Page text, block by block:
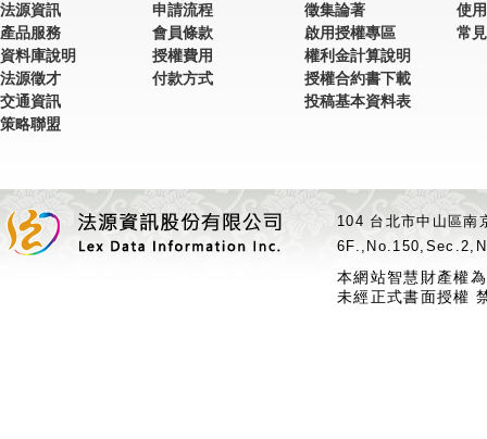
法源資訊
產品服務
資料庫說明
法源徵才
交通資訊
策略聯盟
申請流程
會員條款
授權費用
付款方式
徵集論著
啟用授權專區
權利金計算說明
授權合約書下載
投稿基本資料表
使
常
104 台北市中山區
本網站智慧財產權
未經正式書面授權